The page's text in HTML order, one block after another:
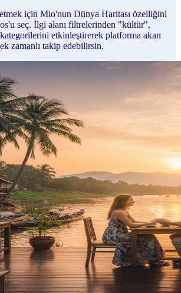
için Mio'nun Dünya Haritası özelliğini
seç. İlgi alanı filtrelerinden "kültür",
etkinleştirerek platforma akan
zamanlı takip edebilirsin.